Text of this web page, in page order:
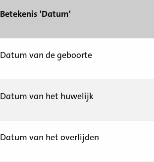
Betekenis 'Datum'
Datum van de geboorte
Datum van het huwelijk
Datum van het overlijden